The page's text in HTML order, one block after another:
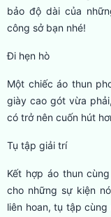
bảo độ dài của
công sở bạn nhé!
Đi hẹn hò
Một chiếc áo thun
giày cao gót vừa
có trở nên cuốn hút
Tụ tập giải trí
Kết hợp áo thun
cho những sự kiện
liên hoan, tụ tập